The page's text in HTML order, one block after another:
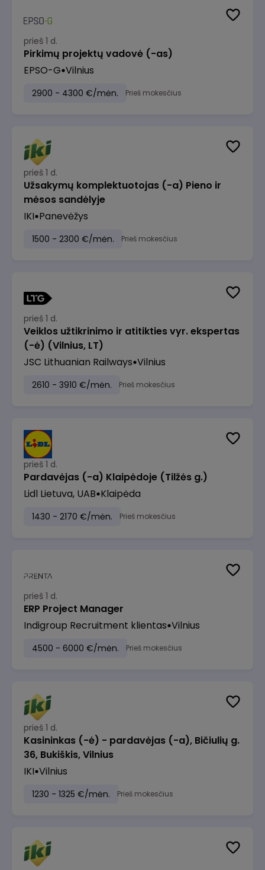
prieš 1 d.
Pirkimų projektų vadovė (-as)
EPSO-G Vilnius
2900 - 4300 €/mėn. Prieš mokesčius
prieš 1 d.
Užsakymų komplektuotojas (-a) Pieno ir
mėsos sandėlyje
IKI Panevėžys
1500 - 2300 €/mėn. Prieš mokesčius
prieš 1 d.
Veiklos užtikrinimo ir atitikties vyr. ekspertas
(-ė) (Vilnius, LT)
JSC Lithuanian Railways Vilnius
2610 - 3910 €/mėn. Prieš mokesčius
prieš 1 d.
Pardavėjas (-a) Klaipėdoje (Tilžės g.)
Lidl Lietuva, UAB Klaipėda
1430 - 2170 €/mėn. Prieš mokesčius
prieš 1 d.
ERP Project Manager
Indigroup Recruitment klientas Vilnius
4500 - 6000 €/mėn. Prieš mokesčius
prieš 1 d.
Kasininkas (-ė) - pardavėjas (-a), Bičiulių g.
36, Bukiškis, Vilnius
IKI Vilnius
1230 - 1325 €/mėn. Prieš mokesčius